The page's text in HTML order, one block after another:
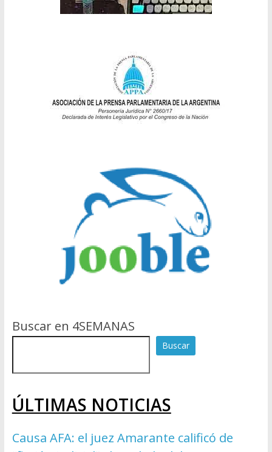
Buscar en 4SEMANAS
Buscar
ÚLTIMAS NOTICIAS
Causa AFA: el juez Amarante calificó de